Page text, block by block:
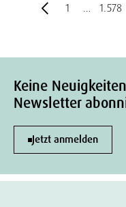
1 … 1.578
Keine
Newsletter
Jetzt anmelden